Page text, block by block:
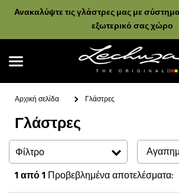
Ανακαλύψτε τις γλάστρες μας με
εξωτερικό σας χώρο
Αναζήτηση
Αρχική σελίδα Γλάστρες
Γλάστρες
Φίλτρο
1από 1Προβεβλημένα αποτελέσματα: